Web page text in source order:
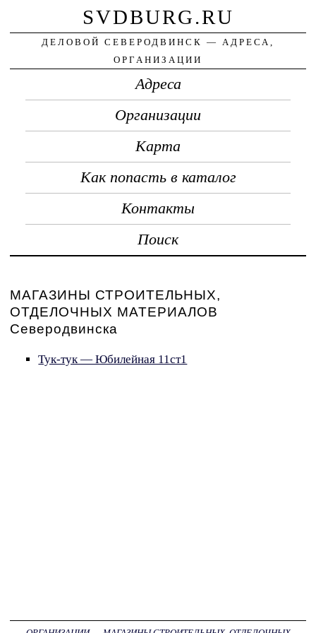
SVDBURG.RU
ДЕЛОВОЙ СЕВЕРОДВИНСК — АДРЕСА,
ОРГАНИЗАЦИИ
Адреса
Организации
Карта
Как попасть в каталог
Контакты
Поиск
МАГАЗИНЫ СТРОИТЕЛЬНЫХ,
ОТДЕЛОЧНЫХ МАТЕРИАЛОВ
Северодвинска
Тук-тук — Юбилейная 11ст1